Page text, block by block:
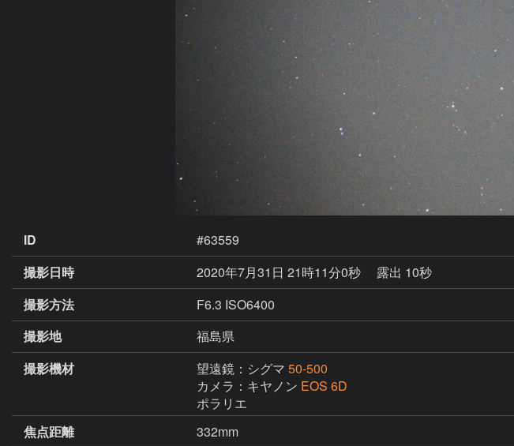
ID
#63559
撮影日時
2020年7月31日 21時11分0秒
露出 10秒
撮影方法
F6.3 ISO6400
撮影地
福島県
撮影機材
望遠鏡：シグマ 50-500
カメラ：キヤノン EOS 6D
ポラリエ
焦点距離
332mm